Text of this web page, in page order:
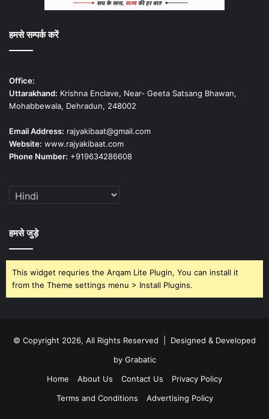
हमसे सम्पर्क करें
Office:
Uttarakhand: Krishna Enclave, Near- Geeta Satsang Bhawan,
Mohabbewala, Dehradun, 248002
Email Address: rajyakibaat@gmail.com
Website: www.rajyakibaat.com
Phone Number: +919634286608
हमसे जुड़े
This widget requries the Arqam Lite Plugin, You can install it
from the Theme settings menu > Install Plugins.
© Copyright 2026, All Rights Reserved | Designed & Developed
by Grabatic
Home
About Us Contact Us
Privacy Policy
Terms and Conditions
Advertising Policy